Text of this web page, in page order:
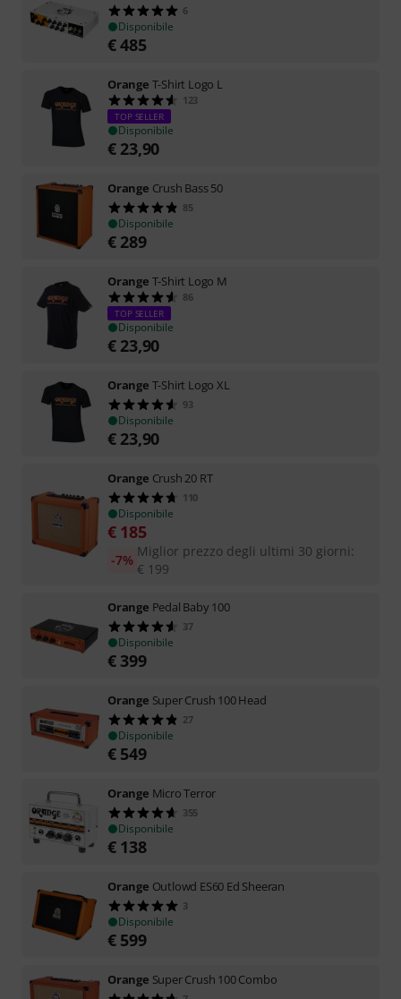
6
Disponibile
€485
Orange T-Shirt Logo L
123
TOP SELLER
Disponibile
€ 23,90
Orange Crush Bass 50
85
Disponibile
€ 289
Orange T-Shirt Logo M
86
TOP SELLER
Disponibile
€ 23,90
Orange T-Shirt Logo XL
93
Disponibile
€ 23,90
Orange Crush 20 RT
110
Disponibile
€ 185
Miglior prezzo degli ultimi 30 giorni:
€ 199
-7%
Orange Pedal Baby 100
37
Disponibile
€ 399
Orange Super Crush 100 Head
27
Disponibile
€ 549
Orange Micro Terror
355
Disponibile
€ 138
Orange Outlowd ES60 Ed Sheeran
3
Disponibile
€ 599
Orange Super Crush 100 Combo